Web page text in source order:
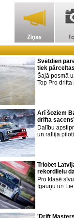
Svētdien
tiek
Šajā posmā
Top Pro drifta
Arī šoziem
drifta
Dalību
un rallija piloti
Triobet
rekordlielu
Pro klasē
Igauņu un
'Drift